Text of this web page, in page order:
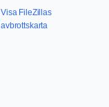
Visa FileZillas
avbrottskarta